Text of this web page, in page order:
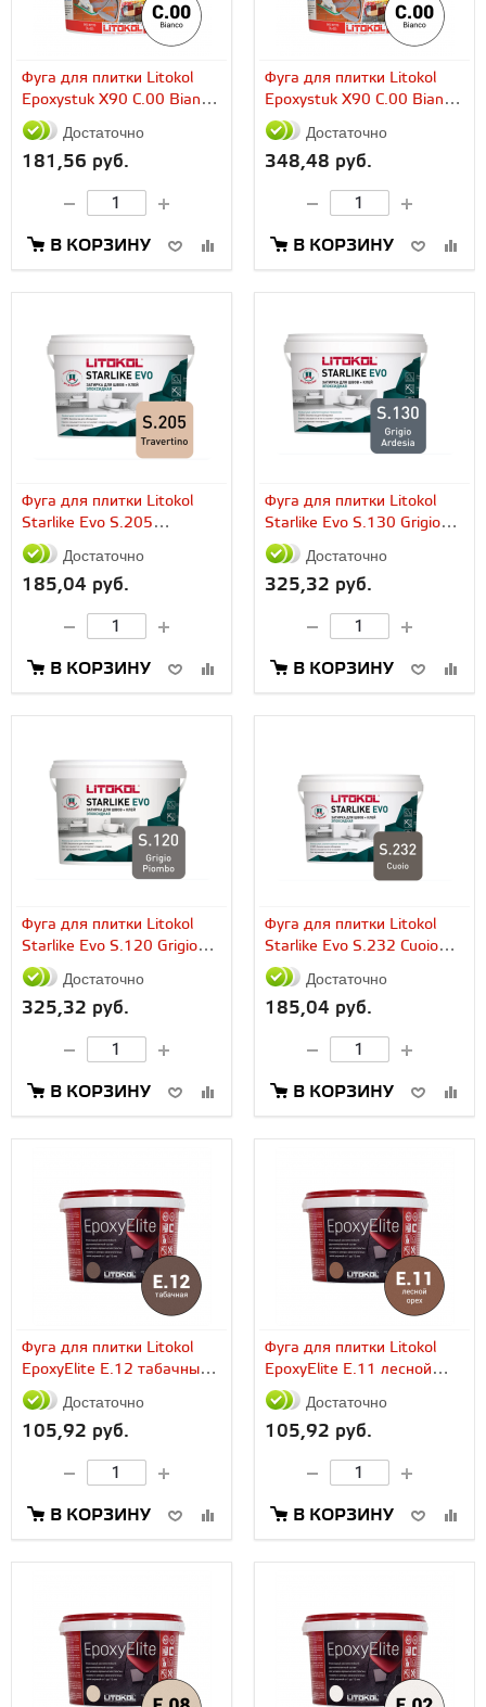
Фуга для плитки Litokol
Epoxystuk X90 C.00 Bianco
(5...
Достаточно
181,56 руб.
В КОРЗИНУ
Фуга для плитки Litokol
Epoxystuk X90 C.00 Bianco
(10...
Достаточно
348,48 руб.
В КОРЗИНУ
Фуга для плитки Litokol
Starlike Evo S.205
Travertino (2,5...
Достаточно
185,04 руб.
В КОРЗИНУ
Фуга для плитки Litokol
Starlike Evo S.130 Grigio
Ardesia (5...
Достаточно
325,32 руб.
В КОРЗИНУ
Фуга для плитки Litokol
Starlike Evo S.120 Grigio
Piombo (5...
Достаточно
325,32 руб.
В КОРЗИНУ
Фуга для плитки Litokol
Starlike Evo S.232 Cuoio
(2.5...
Достаточно
185,04 руб.
В КОРЗИНУ
Фуга для плитки Litokol
EpoxyElite E.12 табачный
(2...
Достаточно
105,92 руб.
В КОРЗИНУ
Фуга для плитки Litokol
EpoxyElite E.11 лесной
орех (2...
Достаточно
105,92 руб.
В КОРЗИНУ